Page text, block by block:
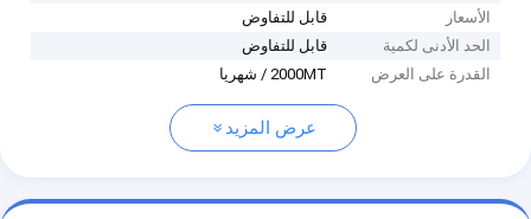
الأسعار
قابل للتفاوض
الحد الأدنى لكمية
قابل للتفاوض
القدرة على العرض
2000MT / شهريا
عرض المزيد